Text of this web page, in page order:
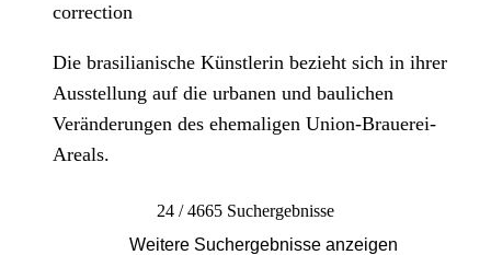
correction
Die brasilianische Künstlerin bezieht sich in ihrer
Ausstellung auf die urbanen und baulichen
Veränderungen des ehemaligen Union-Brauerei-
Areals.
24 / 4665 Suchergebnisse
Weitere Suchergebnisse anzeigen